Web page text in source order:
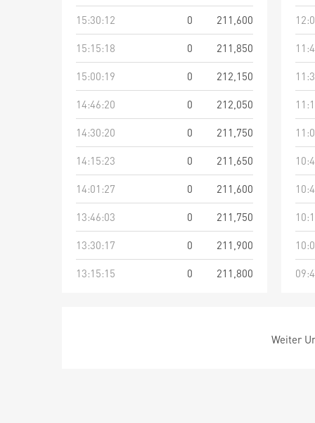
15:30:12
0
211,600
15:15:18
0
211,850
15:00:19
0
212,150
14:46:20
0
212,050
14:30:20
0
211,750
14:15:23
0
211,650
14:01:27
0
211,600
13:46:03
0
211,750
13:30:17
0
211,900
13:15:15
0 211,800
Weiter